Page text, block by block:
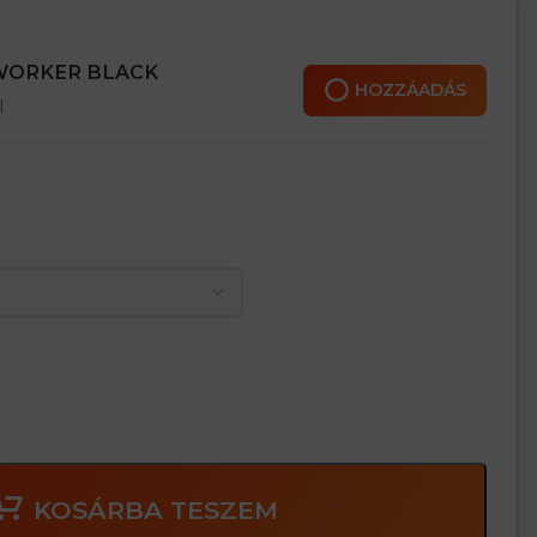
BLACK
HOZZÁADÁS
KOSÁRBA TESZEM